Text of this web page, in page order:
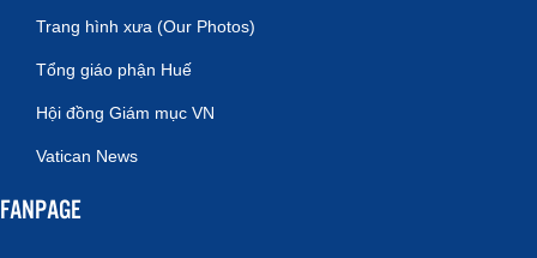
Trang hình xưa (Our Photos)
Tổng giáo phận Huế
Hội đồng Giám mục VN
Vatican News
FANPAGE